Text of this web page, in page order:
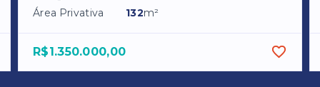
Área Privativa
132m²
R$1.350.000,00